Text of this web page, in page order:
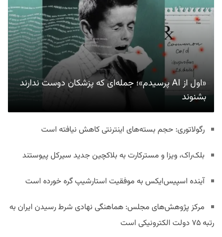
«اول از AI پرسیدم»؛ جمله‌ای که پزشکان دوست ندارند
بشنوند
رگولاتوری: حجم بسته‌های اینترنتی کاهش نیافته است
بلک‌راک، ویزا و مسترکارت به بلاکچین جدید سیرکل پیوستند
آینده اسپیس‌ایکس به موفقیت استارشیپ گره خورده است
مرکز پژوهش‌های مجلس: هماهنگی نهادی شرط رسیدن ایران به
رتبه ۷۵ دولت الکترونیکی است